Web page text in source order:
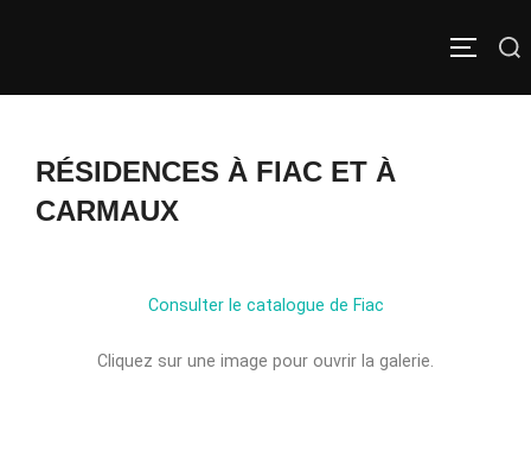
RÉSIDENCES À FIAC ET À
CARMAUX
Consulter le catalogue de Fiac
Cliquez sur une image pour ouvrir la galerie.